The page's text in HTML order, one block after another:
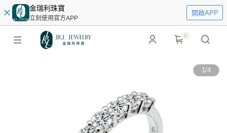
金瑞利珠寶
立刻使用官方APP
開啟APP
0
1/4